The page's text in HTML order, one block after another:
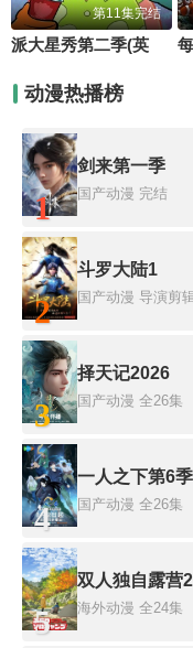
第11集完结
动漫热播榜
1
剑来第一季
国产动漫 完结
2
斗罗大陆1
国产动漫 导演剪
3
择天记2026
国产动漫 全26集
4
一人之下第6季
国产动漫 全26集
5
双人独自露营
海外动漫 全24集